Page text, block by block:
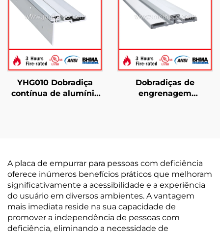
YHG010 Dobradiça
contínua de alumínio
Dobradiças de
engrenagem
A placa de empurrar para pessoas com deficiência
oferece inúmeros benefícios práticos que melhoram
significativamente a acessibilidade e a experiência
do usuário em diversos ambientes. A vantagem
mais imediata reside na sua capacidade de
promover a independência de pessoas com
deficiência, eliminando a necessidade de